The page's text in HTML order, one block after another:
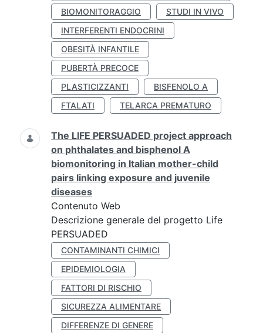
BIOMONITORAGGIO
STUDI IN VIVO
INTERFERENTI ENDOCRINI
OBESITÀ INFANTILE
PUBERTÀ PRECOCE
PLASTICIZZANTI
BISFENOLO A
FTALATI
TELARCA PREMATURO
The LIFE PERSUADED project approach
on phthalates and bisphenol A
biomonitoring in Italian mother-child
pairs linking exposure and juvenile
diseases
Contenuto Web
Descrizione generale del progetto Life
PERSUADED
CONTAMINANTI CHIMICI
EPIDEMIOLOGIA
FATTORI DI RISCHIO
SICUREZZA ALIMENTARE
DIFFERENZE DI GENERE